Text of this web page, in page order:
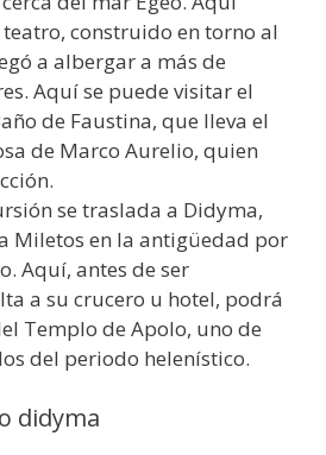
construido en torno al
a albergar a más de
Aquí se puede visitar el
de Faustina, que lleva el
de Marco Aurelio, quien
se traslada a Didyma,
Miletos en la antigüedad por
Aquí, antes de ser
a su crucero u hotel, podrá
Templo de Apolo, uno de
del periodo helenístico.
didyma